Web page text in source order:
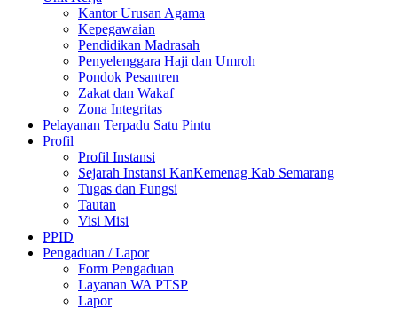
Kantor Urusan Agama
Kepegawaian
Pendidikan Madrasah
Penyelenggara Haji dan Umroh
Pondok Pesantren
Zakat dan Wakaf
Zona Integritas
Pelayanan Terpadu Satu Pintu
Profil
Profil Instansi
Sejarah Instansi KanKemenag Kab Semarang
Tugas dan Fungsi
Tautan
Visi Misi
PPID
Pengaduan / Lapor
Form Pengaduan
Layanan WA PTSP
Lapor